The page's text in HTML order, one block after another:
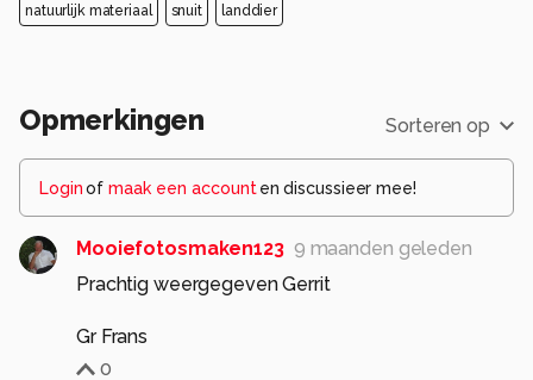
natuurlijk materiaal snuit landdier
Opmerkingen Sorteren op
Loginof maak een account en discussieer mee!
Mooiefotosmaken123 9 maanden geleden
Prachtig weergegeven Gerrit
Gr Frans
0